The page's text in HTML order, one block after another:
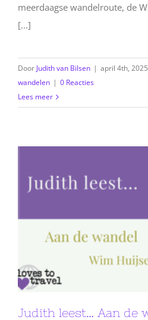
meerdaagse wandelroute, de
[...]
Door Judith van Bilsen | april 4th, 2025
wandelen | 0 Reacties
Lees meer
Judith leest… Aan de